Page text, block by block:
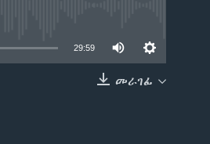
29:59
መራገፊ